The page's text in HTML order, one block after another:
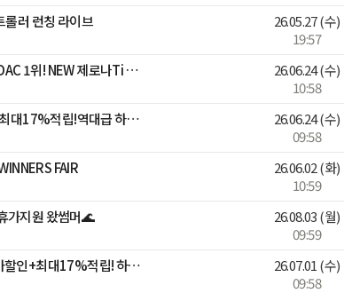
러 런칭 라이브 26.05.27(수)
19:57
[블루밍][싸이벡스]26년 ADAC 1위! NEW 제로나Ti 론칭LIVE 26.06.24(수)
10:58
[🔴LIVE]선착순 추가할인+최대17%적립!역대급 하기스 브랜드데이🎈 26.06.24(수)
09:58
FAIR 26.06.02(화)
10:59
가지원 왔썸머🌊 26.08.03(월)
09:59
[블루밍]🚨넾다 선착순 추가할인+최대17%적립! 하기스 멤버십데이🌟 26.07.01 (수)
09:58